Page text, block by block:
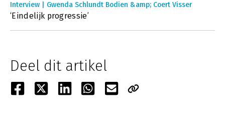
Interview | Gwenda Schlundt Bodien &amp; Coert Visser
‘Eindelijk progressie’
Deel dit artikel